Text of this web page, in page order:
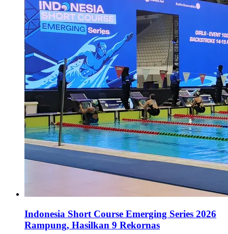
‎Indonesia Short Course Emerging Series 2026
Rampung, Hasilkan 9 Rekornas